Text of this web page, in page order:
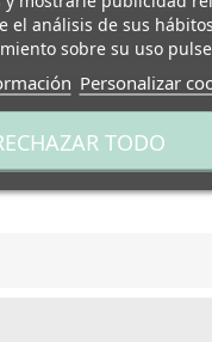
el análisis de sus
sobre su uso
Personalizar
TODO